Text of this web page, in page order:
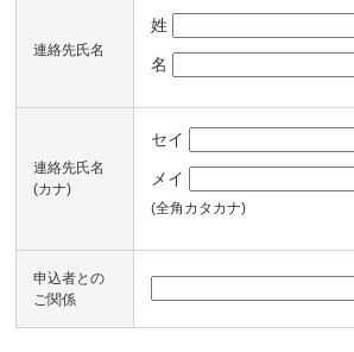
連絡先氏名
姓
名
連絡先氏名
(カナ)
セイ
メイ
(全角カタカナ)
申込者との
ご関係